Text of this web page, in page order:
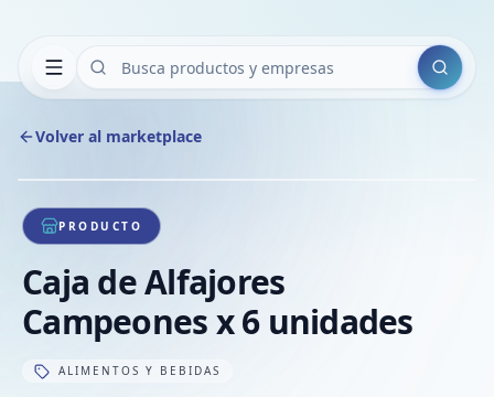
Buscar
Volver al marketplace
1/1
PRODUCTO
Caja de Alfajores
Campeones x 6 unidades
ALIMENTOS Y BEBIDAS